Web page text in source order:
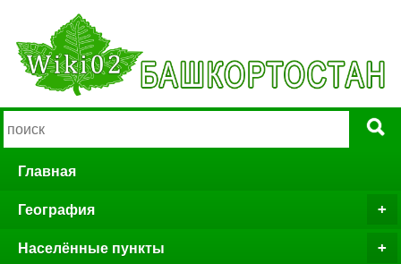
Главная
География
Населённые пункты